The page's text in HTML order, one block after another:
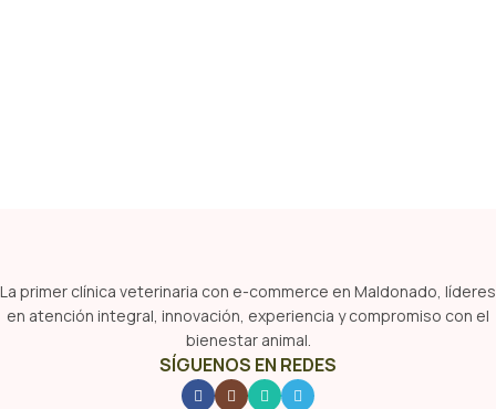
La primer clínica veterinaria con e-commerce en Maldonado, líderes
en atención integral, innovación, experiencia y compromiso con el
bienestar animal.
SÍGUENOS EN REDES